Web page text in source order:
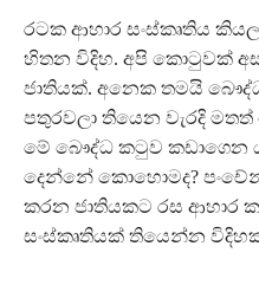
රටක ආහාර සංස්කෘතිය
හිතන විදිහ. අපි කොටුවක්
ජාතියක්. අනෙක තමයි
පතුරවලා තියෙන වැරදි
මේ බෞද්ධ කටුව කඩාගෙන
දෙන්නේ කොහොමද?
කරන ජාතියකට රස ආහාර
සංස්කෘතියක් තියෙන්න